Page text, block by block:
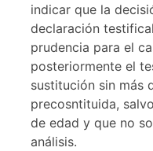
indicar que la
declaración
prudencia para el
posteriormente el
sustitución sin más
precosntituida,
de edad y que no
análisis.